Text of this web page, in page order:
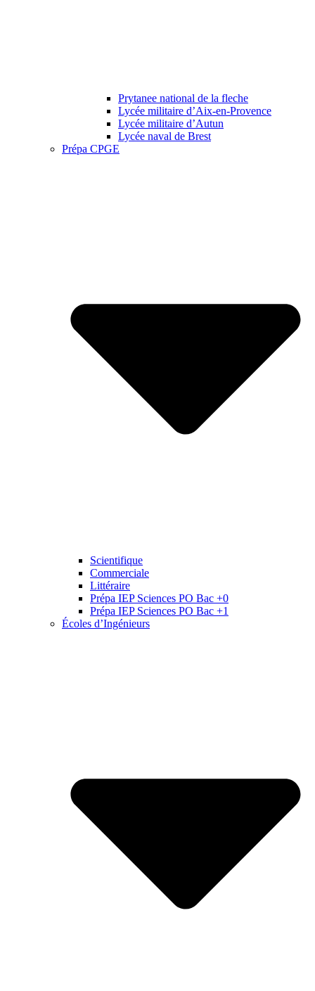
Prytanee national de la fleche
Lycée militaire d’Aix-en-Provence
Lycée militaire d’Autun
Lycée naval de Brest
Prépa CPGE
Scientifique
Commerciale
Littéraire
Prépa IEP Sciences PO Bac +0
Prépa IEP Sciences PO Bac +1
Écoles d’Ingénieurs